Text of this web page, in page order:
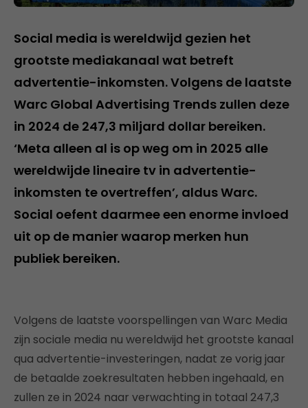
Social media is wereldwijd gezien het
grootste mediakanaal wat betreft
advertentie-inkomsten. Volgens de laatste
Warc Global Advertising Trends zullen deze
in 2024 de 247,3 miljard dollar bereiken.
‘Meta alleen al is op weg om in 2025 alle
wereldwijde lineaire tv in advertentie-
inkomsten te overtreffen’, aldus Warc.
Social oefent daarmee een enorme invloed
uit op de manier waarop merken hun
publiek bereiken.
Volgens de laatste voorspellingen van Warc Media
zijn sociale media nu wereldwijd het grootste kanaal
qua advertentie-investeringen, nadat ze vorig jaar
de betaalde zoekresultaten hebben ingehaald, en
zullen ze in 2024 naar verwachting in totaal 247,3